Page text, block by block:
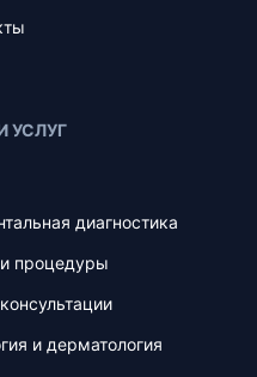
УСЛУГ
диагностика
процедуры
и дерматология